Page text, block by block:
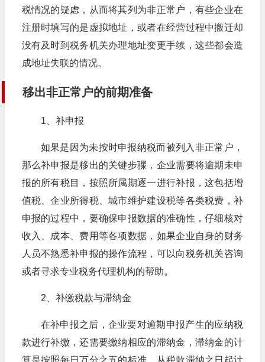
税情况的疑虑，从而将其列为非正常户，有些企业在
注册时填写的是虚拟地址，或者在经营过程中搬迁却
没有及时到税务机关办理地址变更手续，这些都会造
成地址失联的情况。
移出非正常户的前期准备
1、补申报
如果是因为未按时申报纳税而被列入非正常户，
那么补申报是移出的关键步骤，企业需要将逾期未申
报的所有税目，按照所属期逐一进行补报，这包括增
值税、企业所得税、城市维护建设税等各类税费，补
申报的过程中，要确保申报数据的准确性，仔细核对
收入、成本、费用等各项数据，如果企业自身的财务
人员不熟悉补申报的操作流程，可以向税务机关咨询
或者寻求专业税务代理机构的帮助。
2、补缴税款与滞纳金
在补申报之后，企业要对逾期申报产生的应纳税
款进行补缴，还需要缴纳相应的滞纳金，滞纳金的计
算是按照每日万分之五的标准，从税款滞纳之日起计